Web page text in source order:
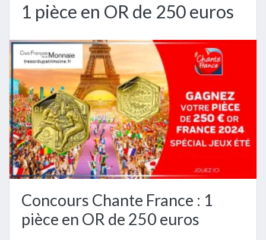
1 pièce en OR de 250 euros
Concours Chante France : 1
pièce en OR de 250 euros